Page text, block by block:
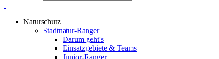
Naturschutz
Stadtnatur-Ranger
Darum geht's
Einsatzgebiete & Teams
Junior-Ranger